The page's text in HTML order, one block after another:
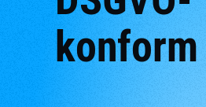
konform